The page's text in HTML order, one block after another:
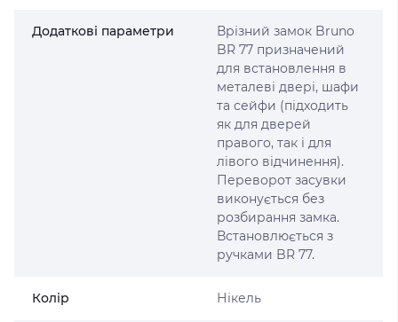
Додаткові параметри
Врізний замок Bruno
BR 77 призначений
для встановлення в
металеві двері, шафи
та сейфи (підходить
як для дверей
правого, так і для
лівого відчинення).
Переворот засувки
виконується без
розбирання замка.
Встановлюється з
ручками BR 77.
Колір Нікель